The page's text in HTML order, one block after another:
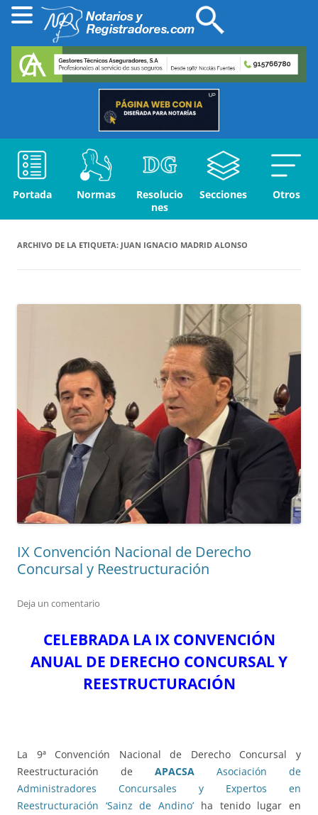
Portada Normas
Resolucio
nes
Secciones Otros
ARCHIVO DE LA ETIQUETA: JUAN IGNACIO MADRID ALONSO
IX Convención Nacional de Derecho
Concursal y Reestructuración
Deja un comentario
CELEBRADA LA IX CONVENCIÓN
ANUAL DE DERECHO CONCURSAL Y
REESTRUCTURACIÓN
La 9ª Convención Nacional de Derecho Concursal y
Reestructuración de APACSA Asociación de
Administradores Concursales y Expertos en
Reestructuración ‘Sainz de Andino’ ha tenido lugar en